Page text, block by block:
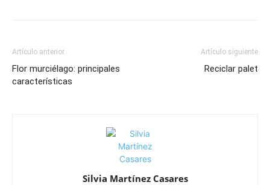
Artículo anterior
Flor murciélago: principales
características
Artículo siguiente
Reciclar palet
Silvia Martínez Casares